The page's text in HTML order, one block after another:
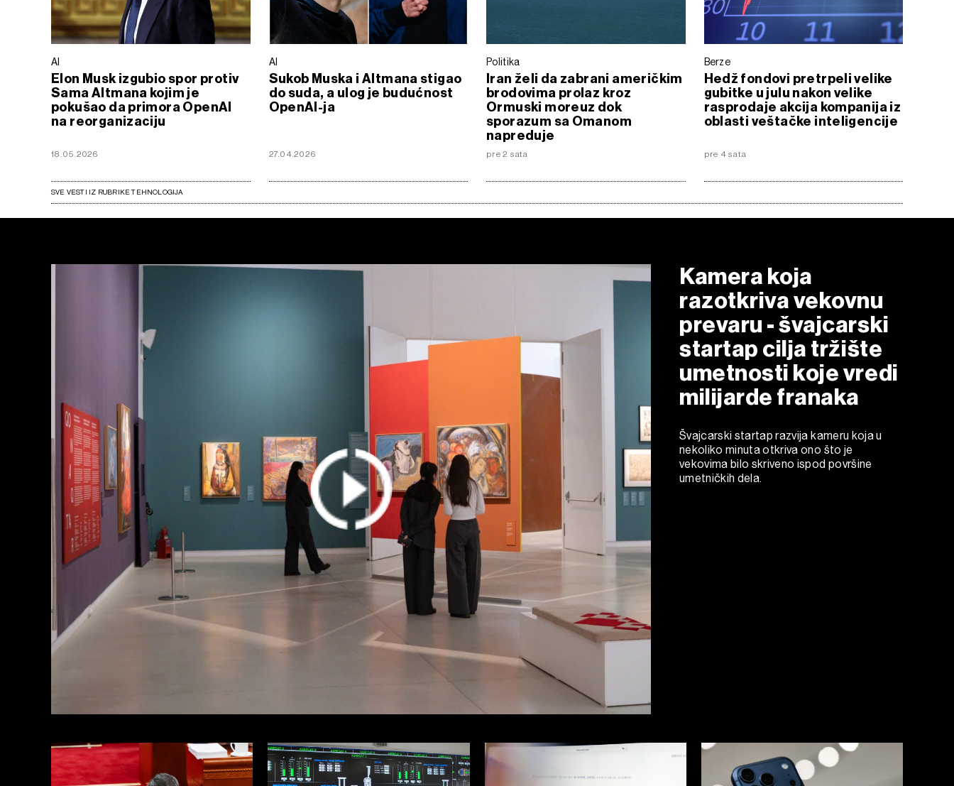
AI
Elon Musk izgubio spor protiv
Sama Altmana kojim je
pokušao da primora OpenAI
na reorganizaciju
18.05.2026
AI
Sukob Muska i Altmana stigao
do suda, a ulog je budućnost
OpenAI-ja
27.04.2026
Politika
Iran želi da zabrani američkim
brodovima prolaz kroz
Ormuski moreuz dok
sporazum sa Omanom
napreduje
pre 2 sata
Berze
Hedž fondovi pretrpeli velike
gubitke u julu nakon velike
rasprodaje akcija kompanija iz
oblasti veštačke inteligencije
pre 4 sata
SVE VESTI IZ RUBRIKE TEHNOLOGIJA
Kamera koja
razotkriva vekovnu
prevaru - švajcarski
startap cilja tržište
umetnosti koje vredi
milijarde franaka
Švajcarski startap razvija kameru koja u
nekoliko minuta otkriva ono što je
vekovima bilo skriveno ispod površine
umetničkih dela.